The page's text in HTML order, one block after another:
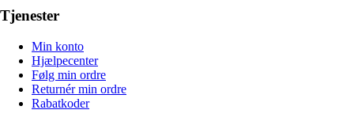
Tjenester
Min konto
Hjælpecenter
Følg min ordre
Returnér min ordre
Rabatkoder